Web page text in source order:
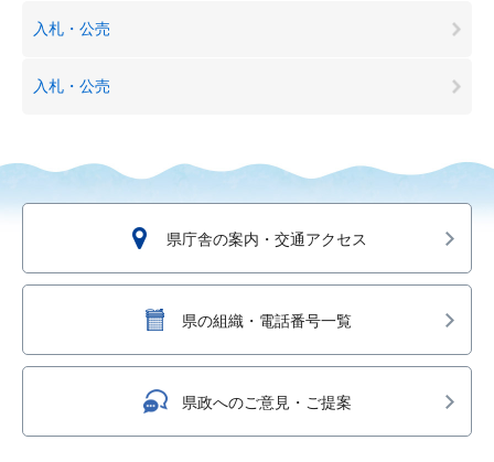
入札・公売
入札・公売
県庁舎の案内・交通アクセス
県の組織・電話番号一覧
県政へのご意見・ご提案